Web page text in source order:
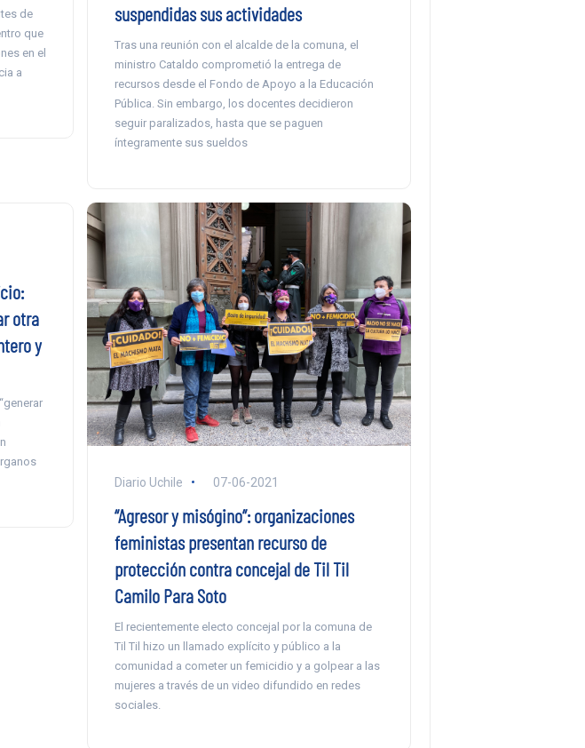
de
que
en el
a
suspendidas sus actividades
Tras una reunión con el alcalde de la comuna, el
ministro Cataldo comprometió la entrega de
recursos desde el Fondo de Apoyo a la Educación
Pública. Sin embargo, los docentes decidieron
seguir paralizados, hasta que se paguen
íntegramente sus sueldos
otra
y
Diario Uchile 07-06-2021
“Agresor y misógino”: organizaciones
feministas presentan recurso de
protección contra concejal de Til Til
Camilo Para Soto
El recientemente electo concejal por la comuna de
Til Til hizo un llamado explícito y público a la
comunidad a cometer un femicidio y a golpear a las
mujeres a través de un video difundido en redes
sociales.